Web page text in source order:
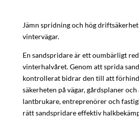
Jämn spridning och hög
vintervägar.
En sandspridare är ett oumbärligt
vinterhalvåret. Genom att sprida
kontrollerat bidrar den till att
säkerheten på vägar, gårdsplaner
lantbrukare, entreprenörer och
rätt sandspridare effektiv